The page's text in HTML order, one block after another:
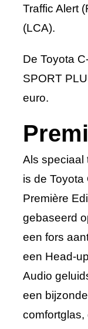
Traffic Alert
(LCA).
De Toyota
SPORT
euro.
Als speciaal
is de Toyota
Première
gebaseerd
een fors
een Head-
Audio
een
comfortglas,